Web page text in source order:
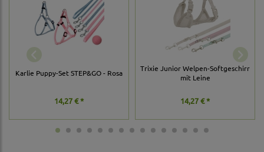
Karlie Puppy-Set STEP&GO - Rosa
14,27 € *
Trixie Junior Welpen-Softgeschirr
mit Leine
14,27 € *